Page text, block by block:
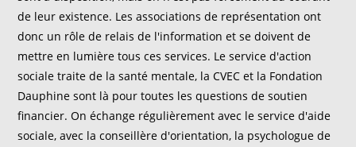
de leur existence. Les associations de représentation ont
donc un rôle de relais de l'information et se doivent de
mettre en lumière tous ces services. Le service d'action
sociale traite de la santé mentale, la CVEC et la Fondation
Dauphine sont là pour toutes les questions de soutien
financier. On échange régulièrement avec le service d'aide
sociale, avec la conseillère d'orientation, la psychologue de